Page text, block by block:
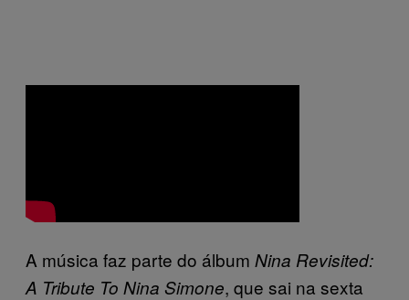
A música faz parte do álbum Nina Revisited:
A Tribute To Nina Simone, que sai na sexta